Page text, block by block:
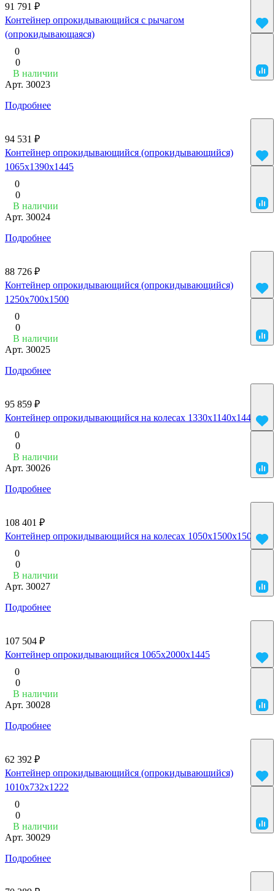
91 791 ₽
Контейнер опрокидывающийся с рычагом
(опрокидывающаяся)
0
0
В наличии
Арт. 30023
Подробнее
94 531 ₽
Контейнер опрокидывающийся (опрокидывающийся)
1065x1390x1445
0
0
В наличии
Арт. 30024
Подробнее
88 726 ₽
Контейнер опрокидывающийся (опрокидывающийся)
1250x700x1500
0
0
В наличии
Арт. 30025
Подробнее
95 859 ₽
Контейнер опрокидывающийся на колесах 1330x1140x1445
0
0
В наличии
Арт. 30026
Подробнее
108 401 ₽
Контейнер опрокидывающийся на колесах 1050x1500x1500
0
0
В наличии
Арт. 30027
Подробнее
107 504 ₽
Контейнер опрокидывающийся 1065x2000x1445
0
0
В наличии
Арт. 30028
Подробнее
62 392 ₽
Контейнер опрокидывающийся (опрокидывающийся)
1010x732x1222
0
0
В наличии
Арт. 30029
Подробнее